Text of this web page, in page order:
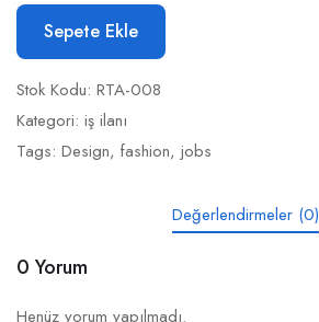
Sepete Ekle
Stok Kodu: RTA-008
Kategori: iş ilanı
Tags: Design, fashion, jobs
Değerlendirmeler (0)
0 Yorum
Henüz yorum yapılmadı.